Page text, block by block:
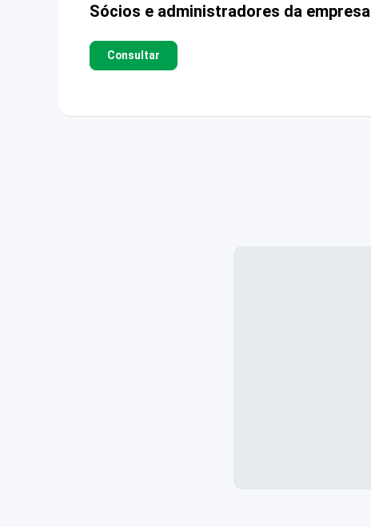
Sócios e administradores da empresa
Consultar